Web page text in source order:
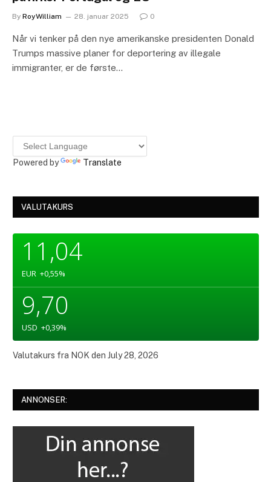
By RoyWilliam 28. januar 2025 0
Når vi tenker på den nye amerikanske presidenten Donald
Trumps massive planer for deportering av illegale
immigranter, er de første…
Powered by Translate
VALUTAKURS
11,04
EUR +0,55%
9,70
USD +0,39%
Valutakurs fra NOK den July 28, 2026
ANNONSER: